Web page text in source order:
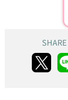
SHARE